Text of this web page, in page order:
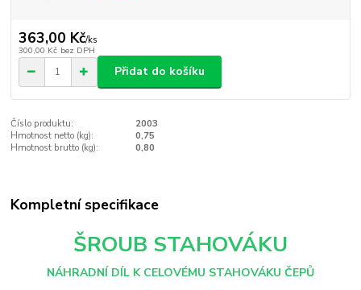
363,00 Kč/ks
300,00 Kč bez DPH
Přidat do košíku
Číslo produktu:
2003
Hmotnost netto (kg):
0,75
Hmotnost brutto (kg):
0,80
Kompletní specifikace
ŠROUB STAHOVÁKU
NÁHRADNÍ DÍL K CELOVÉMU STAHOVÁKU ČEPŮ